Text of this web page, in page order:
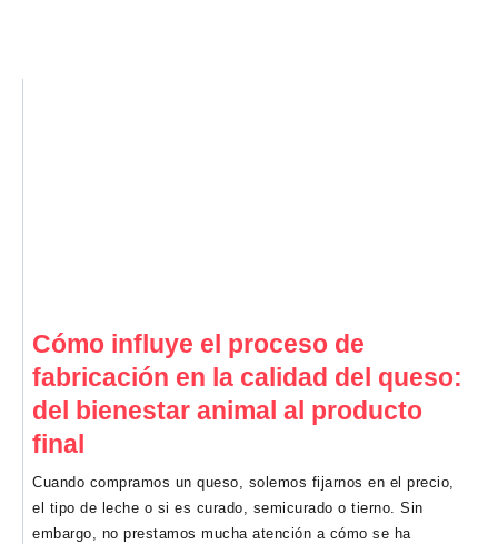
Cómo influye el proceso de
fabricación en la calidad del queso:
del bienestar animal al producto
final
Cuando compramos un queso, solemos fijarnos en el precio,
el tipo de leche o si es curado, semicurado o tierno. Sin
embargo, no prestamos mucha atención a cómo se ha